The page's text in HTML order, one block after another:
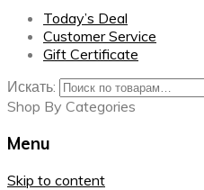
Today’s Deal
Customer Service
Gift Certificate
Искать:
Shop By Categories
Menu
Skip to content